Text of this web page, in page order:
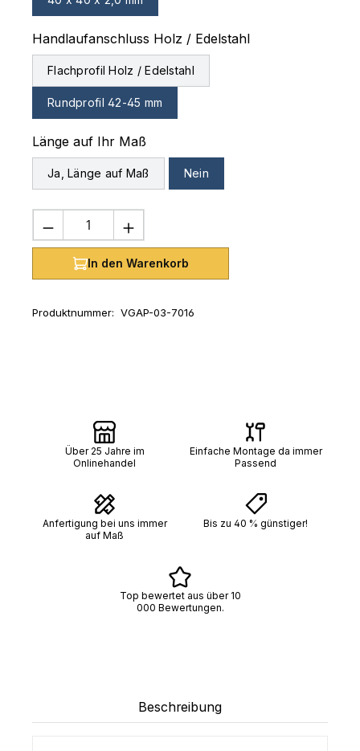
Handlaufanschluss Holz / Edelstahlauswählen
Flachprofil Holz / Edelstahl
Rundprofil 42-45 mm
Länge auf Ihr Maß
Ja, Länge auf Maß Nein
Produkt Anzahl: Gib den
In den Warenkorb
Produktnummer: VGAP-03-7016
Über 25 Jahre im
Onlinehandel
Einfache Montage da immer
Passend
Anfertigung bei uns immer
auf Maß
Bis zu 40 % günstiger!
Top bewertet aus über 10
000 Bewertungen.
Beschreibung